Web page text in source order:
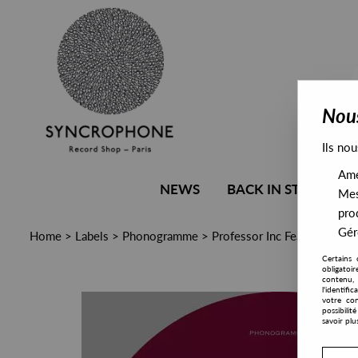
NEWS BACK IN STOCK
Home > Labels > Phonogramme > Professor Inc Feat Lady
Ils
Certains
contenu,
votre
savoir